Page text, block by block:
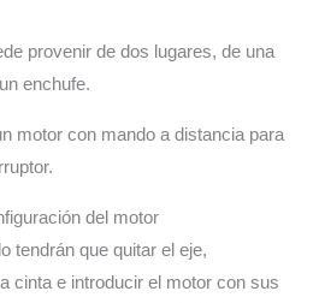
provenir de dos lugares, de una
enchufe.
motor con mando a distancia para
del motor
tendrán que quitar el eje,
cinta e introducir el motor con sus